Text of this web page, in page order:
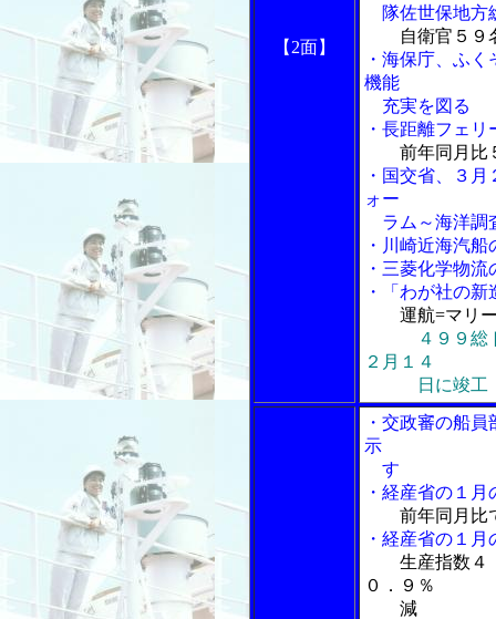
【2面】
隊佐世保地方
自衛官５９
・海保庁、ふ
機能
充実を図る
・長距離フェ
前年同月比
・国交省、３
ォー
ラム～海洋調
・川崎近海汽
・三菱化学物
・「わが社の新
運航=マリ
４９９総
２月１４
日に竣工
・交政審の船
示
す
・経産省の１
前年同月比
・経産省の１
生産指数４
０．９％
減